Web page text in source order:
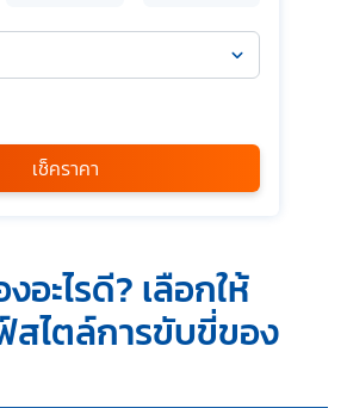
*
นโยบายคุ้มครองข้อมูลส่วนบุคคล และยินยอมให้
อินชัวรันซ์ โบรกเกอร์เรจ จำกัด รวมถึงบริษัท
งกัน ตลอดจนคู่ค้าทางธุรกิจและ/หรือ
เหล่านี้ สามารถเก็บ ใช้ และ/หรือ เปิดเผย
ะข้อมูลส่วนบุคคลที่มีความอ่อนไหวของ
เช็คราคา
อะไรดี? เลือกให้
สไตล์การขับขี่ของ